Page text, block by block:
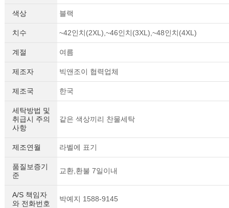
색상 블랙
치수 ~42인치(2XL),~46인치(3XL),~48인치(4XL)
계절 여름
제조자 빅앤조이 협력업체
제조국 한국
세탁방법 및
취급시 주의
사항
같은 색상끼리 찬물세탁
제조연월 라벨에 표기
품질보증기
준
교환,환불 7일이내
A/S 책임자
와 전화번호
박예지 1588-9145